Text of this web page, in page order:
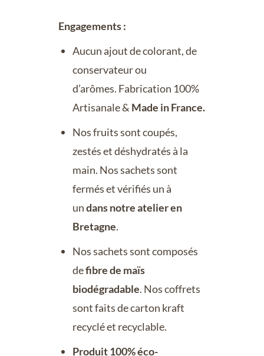
Engagements :
Aucun ajout de colorant, de
conservateur ou
d’arômes. Fabrication 100%
Artisanale & Made in France.
Nos fruits sont coupés,
zestés et déshydratés à la
main. Nos sachets sont
fermés et vérifiés un à
undans notre atelier en
Bretagne.
Nos sachets sont composés
defibre de maïs
biodégradable. Nos coffrets
sont faits de carton kraft
recyclé et recyclable.
Produit 100% éco-